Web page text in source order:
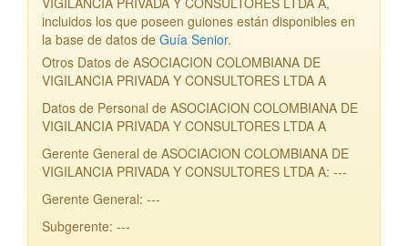
incluidos los que poseen guiones están disponibles en
la base de datos de Guía Senior.
Otros Datos de ASOCIACION COLOMBIANA DE
VIGILANCIA PRIVADA Y CONSULTORES LTDA A
Datos de Personal de ASOCIACION COLOMBIANA DE
VIGILANCIA PRIVADA Y CONSULTORES LTDA A
Gerente General de ASOCIACION COLOMBIANA DE
VIGILANCIA PRIVADA Y CONSULTORES LTDA A: ---
Gerente General: ---
Subgerente: ---